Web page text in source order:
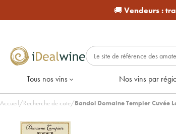
🚚 Vendeurs :
Tous nos vins Nos vins par
Accueil/Recherche de cote/Bandol Domaine Tempier Cuvée